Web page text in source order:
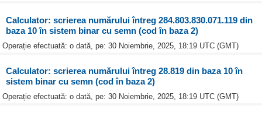
Calculator: scrierea numărului întreg 284.803.830.071.119 din
baza 10 în sistem binar cu semn (cod în baza 2)
Operație efectuată: o dată, pe: 30 Noiembrie, 2025, 18:19 UTC (GMT)
Calculator: scrierea numărului întreg 28.819 din baza 10 în
sistem binar cu semn (cod în baza 2)
Operație efectuată: o dată, pe: 30 Noiembrie, 2025, 18:19 UTC (GMT)